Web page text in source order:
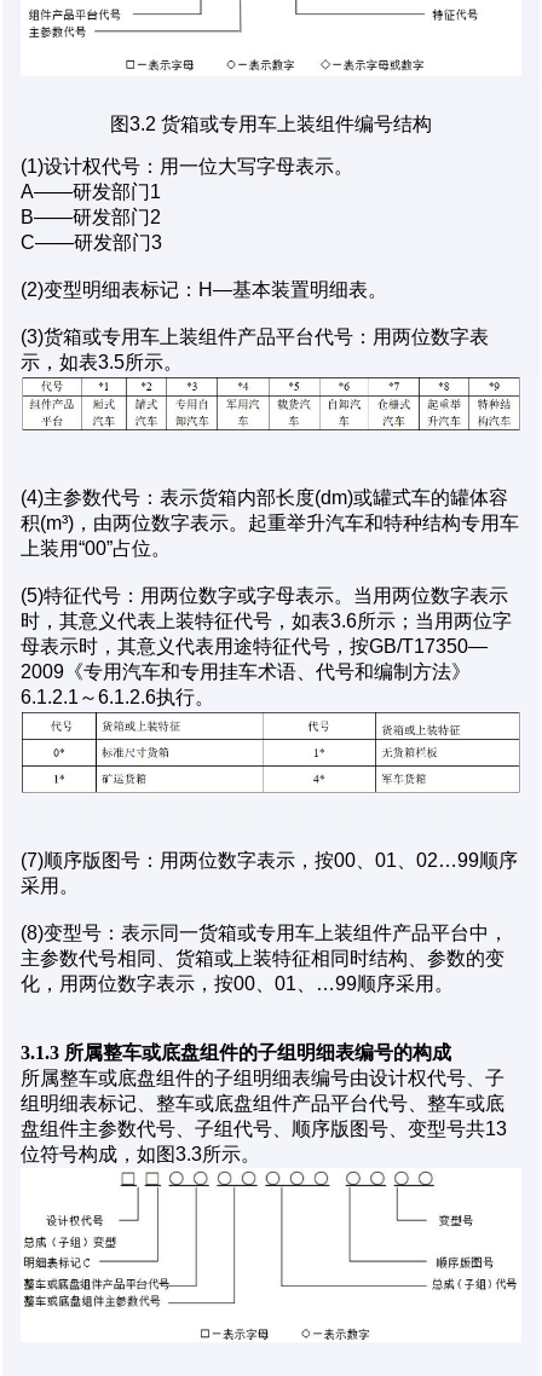
图3.2 货箱或专用车上装组件编号结构
(1)设计权代号：用一位大写字母表示。
A——研发部门1
B——研发部门2
C——研发部门3
(2)变型明细表标记：H—基本装置明细表。
(3)货箱或专用车上装组件产品平台代号：用两位数字表
示，如表3.5所示。
(4)主参数代号：表示货箱内部长度(dm)或罐式车的罐体容
积(m³)，由两位数字表示。起重举升汽车和特种结构专用车
上装用“00”占位。
(5)特征代号：用两位数字或字母表示。当用两位数字表示
时，其意义代表上装特征代号，如表3.6所示；当用两位字
母表示时，其意义代表用途特征代号，按GB/T17350—
2009《专用汽车和专用挂车术语、代号和编制方法》
6.1.2.1～6.1.2.6执行。
(7)顺序版图号：用两位数字表示，按00、01、02…99顺序
采用。
(8)变型号：表示同一货箱或专用车上装组件产品平台中，
主参数代号相同、货箱或上装特征相同时结构、参数的变
化，用两位数字表示，按00、01、…99顺序采用。
3.1.3 所属整车或底盘组件的子组明细表编号的构成
所属整车或底盘组件的子组明细表编号由设计权代号、子
组明细表标记、整车或底盘组件产品平台代号、整车或底
盘组件主参数代号、子组代号、顺序版图号、变型号共13
位符号构成，如图3.3所示。